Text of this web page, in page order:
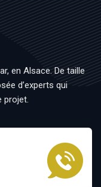
en Alsace. De taille
d’experts qui
projet.